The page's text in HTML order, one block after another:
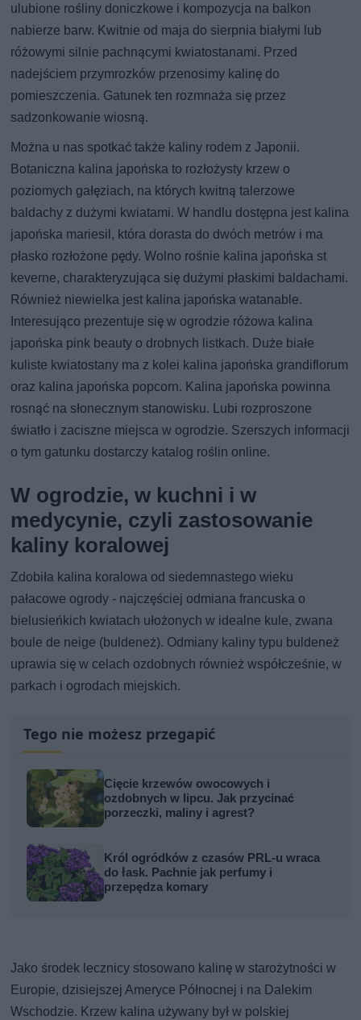
ulubione rośliny doniczkowe i kompozycja na balkon
nabierze barw. Kwitnie od maja do sierpnia białymi lub
różowymi silnie pachnącymi kwiatostanami. Przed
nadejściem przymrozków przenosimy kalinę do
pomieszczenia. Gatunek ten rozmnaża się przez
sadzonkowanie wiosną.
Można u nas spotkać także kaliny rodem z Japonii.
Botaniczna kalina japońska to rozłożysty krzew o
poziomych gałęziach, na których kwitną talerzowe
baldachy z dużymi kwiatami. W handlu dostępna jest kalina
japońska mariesil, która dorasta do dwóch metrów i ma
płasko rozłożone pędy. Wolno rośnie kalina japońska st
keverne, charakteryzująca się dużymi płaskimi baldachami.
Również niewielka jest kalina japońska watanable.
Interesująco prezentuje się w ogrodzie różowa kalina
japońska pink beauty o drobnych listkach. Duże białe
kuliste kwiatostany ma z kolei kalina japońska grandiflorum
oraz kalina japońska popcorn. Kalina japońska powinna
rosnąć na słonecznym stanowisku. Lubi rozproszone
światło i zaciszne miejsca w ogrodzie. Szerszych informacji
o tym gatunku dostarczy katalog roślin online.
W ogrodzie, w kuchni i w
medycynie, czyli zastosowanie
kaliny koralowej
Zdobiła kalina koralowa od siedemnastego wieku
pałacowe ogrody - najczęściej odmiana francuska o
bielusieńkich kwiatach ułożonych w idealne kule, zwana
boule de neige (buldeneż). Odmiany kaliny typu buldeneż
uprawia się w celach ozdobnych również współcześnie, w
parkach i ogrodach miejskich.
Tego nie możesz przegapić
Cięcie krzewów owocowych i
ozdobnych w lipcu. Jak przycinać
porzeczki, maliny i agrest?
Król ogródków z czasów PRL-u wraca
do łask. Pachnie jak perfumy i
przepędza komary
Jako środek lecznicy stosowano kalinę w starożytności w
Europie, dzisiejszej Ameryce Północnej i na Dalekim
Wschodzie. Krzew kalina używany był w polskiej